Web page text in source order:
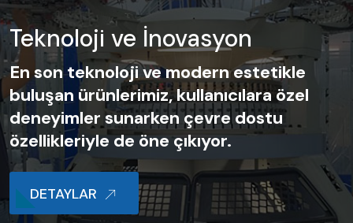
Teknoloji ve İnovasyon
En son teknoloji ve modern estetikle
buluşan ürünlerimiz, kullanıcılara özel
deneyimler sunarken çevre dostu
özellikleriyle de öne çıkıyor.
DETAYLAR